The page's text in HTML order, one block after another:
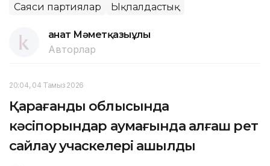
Саяси партиялар Ықпалдастық
Қанат Мәметқазыұлы
Авторлар
20:04, 04 Тамыз 2026
Қарағанды облысында
кәсіпорындар аумағында алғаш рет
сайлау учаскелері ашылды